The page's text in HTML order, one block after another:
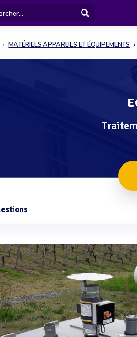
MATÉRIELS APPAREILS ET ÉQUIPEMENTS